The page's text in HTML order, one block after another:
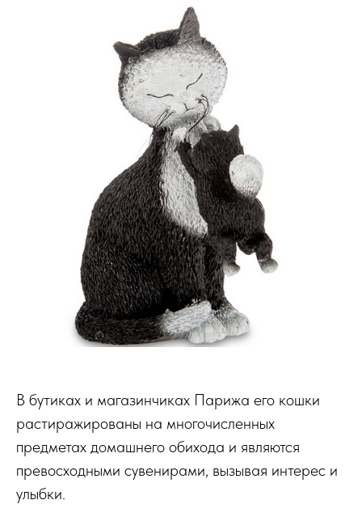
В бутиках и магазинчиках Парижа его кошки
растиражированы на многочисленных
предметах домашнего обихода и являются
превосходными сувенирами, вызывая интерес и
улыбки.